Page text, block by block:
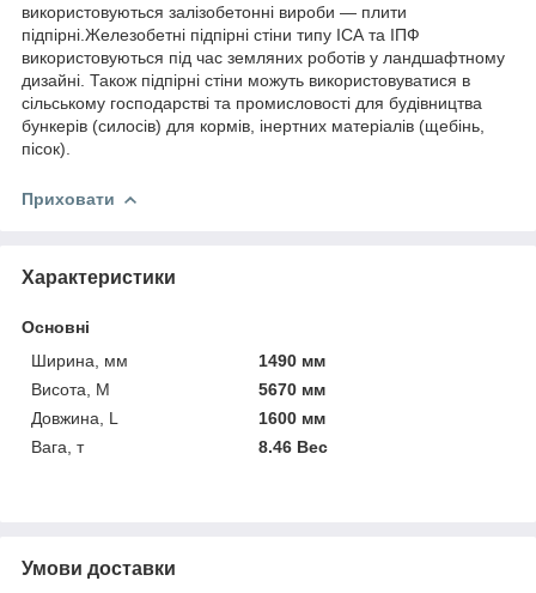
використовуються залізобетонні вироби — плити
підпірні.Железобетні підпірні стіни типу ІСА та ІПФ
використовуються під час земляних роботів у ландшафтному
дизайні. Також підпірні стіни можуть використовуватися в
сільському господарстві та промисловості для будівництва
бункерів (силосів) для кормів, інертних матеріалів (щебінь,
пісок).
Приховати
Характеристики
Основні
Ширина, мм
1490 мм
Висота, М
5670 мм
Довжина, L
1600 мм
Вага, т
8.46 Вес
Умови доставки